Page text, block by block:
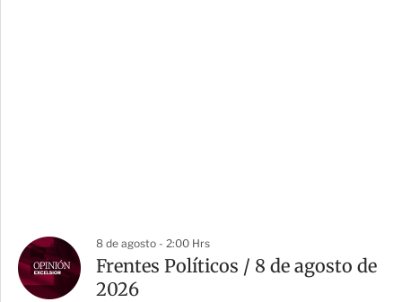
8 de agosto - 2:00 Hrs
Frentes Políticos / 8 de agosto de
2026